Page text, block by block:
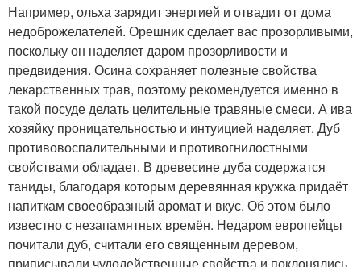
Например, ольха зарядит энергией и отвадит от дома
недоброжелателей. Орешник сделает вас прозорливыми,
поскольку он наделяет даром прозорливости и
предвидения. Осина сохраняет полезные свойства
лекарственных трав, поэтому рекомендуется именно в
такой посуде делать целительные травяные смеси. А ива
хозяйку проницательностью и интуицией наделяет. Дуб
противовоспалительными и противогнилостными
свойствами обладает. В древесине дуба содержатся
таниды, благодаря которым деревянная кружка придаёт
напиткам своеобразный аромат и вкус. Об этом было
известно с незапамятных времён. Недаром европейцы
почитали дуб, считали его священным деревом,
приписывали чудодейственные свойства и поклонялись